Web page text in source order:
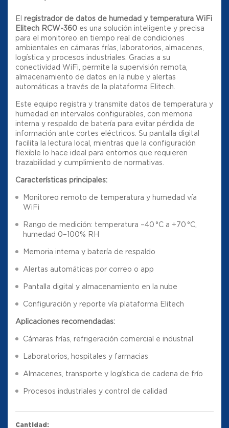
El registrador de datos de humedad y temperatura WiFi
Elitech RCW-360 es una solución inteligente y precisa
para el monitoreo en tiempo real de condiciones
ambientales en cámaras frías, laboratorios, almacenes,
logística y procesos industriales. Gracias a su
conectividad WiFi, permite la supervisión remota,
almacenamiento de datos en la nube y alertas
automáticas a través de la plataforma Elitech.
Este equipo registra y transmite datos de temperatura y
humedad en intervalos configurables, con memoria
interna y respaldo de batería para evitar pérdida de
información ante cortes eléctricos. Su pantalla digital
facilita la lectura local, mientras que la configuración
flexible lo hace ideal para entornos que requieren
trazabilidad y cumplimiento de normativas.
Características principales:
Monitoreo remoto de temperatura y humedad vía
WiFi
Rango de medición: temperatura –40 °C a +70 °C,
humedad 0–100% RH
Memoria interna y batería de respaldo
Alertas automáticas por correo o app
Pantalla digital y almacenamiento en la nube
Configuración y reporte vía plataforma Elitech
Aplicaciones recomendadas:
Cámaras frías, refrigeración comercial e industrial
Laboratorios, hospitales y farmacias
Almacenes, transporte y logística de cadena de frío
Procesos industriales y control de calidad
Cantidad: